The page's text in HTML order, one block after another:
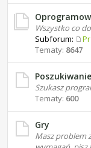
Wszystko co
Subforum:
Tematy: 8647
Poszukiwanie
Szukasz
Tematy: 600
Gry
Masz problem